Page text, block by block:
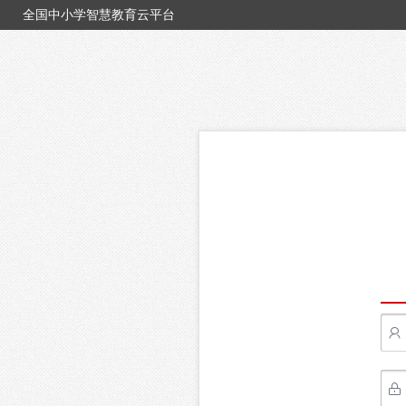
全国中小学智慧教育云平台